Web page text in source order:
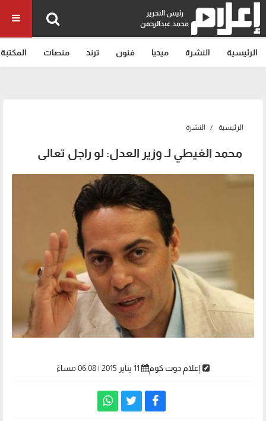
رئيس التحرير
محمد عبدالرحمن
الرئيسية النشرة ميديا فنون ترند منصات المكتبة
الرئيسية النشرة
محمد الغيطي لـ وزير العدل: لو راجل تعالى
إعلام دوت كوم